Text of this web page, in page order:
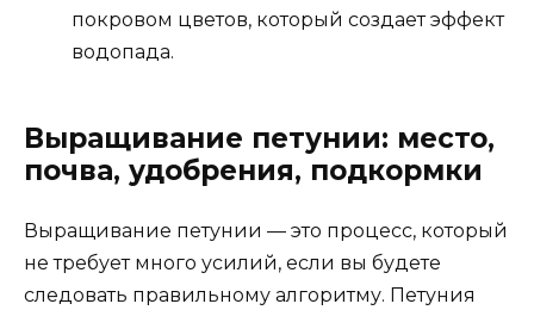
покровом цветов, который создает эффект
водопада.
Выращивание петунии: место,
почва, удобрения, подкормки
Выращивание петунии — это процесс, который
не требует много усилий, если вы будете
следовать правильному алгоритму. Петуния